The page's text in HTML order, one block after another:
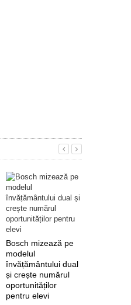
Bosch mizează pe
modelul
învățământului dual
și crește numărul
oportunităților
pentru elevi